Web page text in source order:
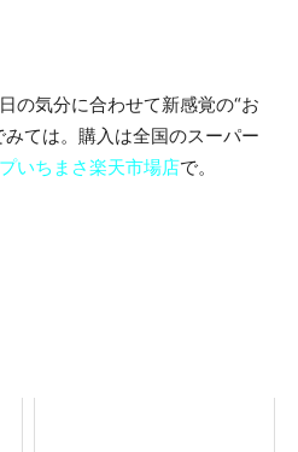
の気分に合わせて新感覚の“お
ては。購入は全国のスーパー
いちまさ楽天市場店で。